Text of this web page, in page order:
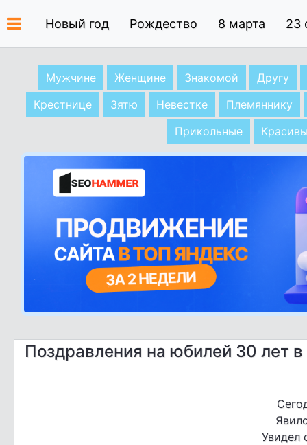
Новый год Рождество 8 марта 23
Мужчине Женщине Знакомой
Другу
Крестнице
Зятю Невестке
Племяннику
Прикольные
Поздравления на юбилей 30 лет в
Увидел